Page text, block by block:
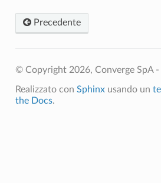
Precedente
© Copyright 2026, Converge SpA
Realizzato con Sphinxusando un
the Docs.